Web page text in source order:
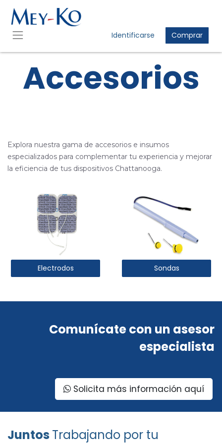
Identificarse Comprar
Accesorios
Explora nuestra gama de accesorios e insumos
especializados para complementar tu experiencia y mejorar
la eficiencia de tus dispositivos Chattanooga.
Electrodos Sondas
Comunícate con un asesor
especialista
Solicita más información aquí
Juntos Trabajando por tu